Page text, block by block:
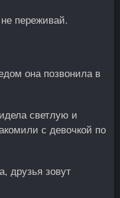
переживай.
она позвонила в
светлую и
с девочкой по
друзья зовут